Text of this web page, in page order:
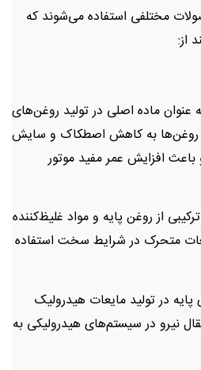
مختلفی استفاده می‌شوند که
از:
عنوان ماده اصلی در تولید روغن‌های
روغن‌ها به کاهش اصطکاک و سایش
افزایش عمر مفید موتور
از روغن پایه و مواد غلیظ‌کننده
متحرک در شرایط سخت استفاده
در تولید مایعات هیدرولیک
نیرو در سیستم‌های هیدرولیکی به